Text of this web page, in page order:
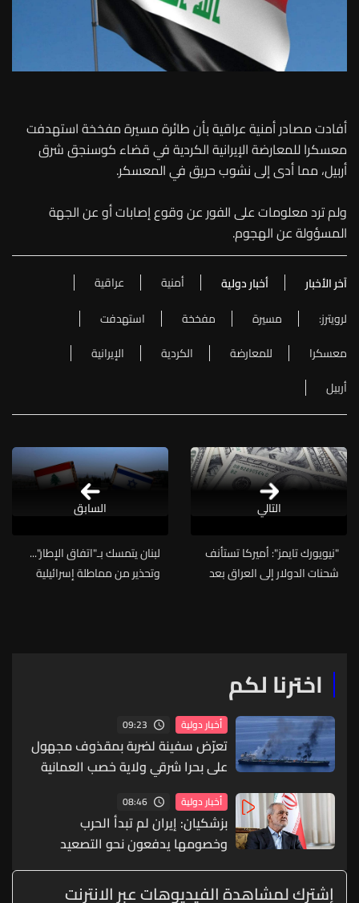
أفادت مصادر أمنية عراقية بأن طائرة مسيرة مفخخة استهدفت
معسكرا للمعارضة الإيرانية الكردية في قضاء كوسنجق شرق
أربيل، مما أدى إلى نشوب حريق في المعسكر.
ولم ترد معلومات على الفور عن وقوع إصابات أو عن الجهة
المسؤولة عن الهجوم.
آخر الأخبار أخبار دولية أمنية
عراقية
لرويترز:
مسيرة مفخخة
استهدفت
معسكرا
للمعارضة الكردية
الإيرانية
أربيل
التالي
"نيويورك تايمز": أميركا تستأنف
شحنات الدولار إلى العراق بعد
لبنان يتمسك بـ"اتفاق الإطار"...
وتحذير من مماطلة إسرائيلية
السابق
اخترنا لكم
أخبار دولية 09:23
تعرّض سفينة لضربة بمقذوف مجهول
على بحرا شرقي ولاية خصب العمانية
أخبار دولية 08:46
بزشكيان: إيران لم تبدأ الحرب
وخصومها يدفعون نحو التصعيد
إشترك لمشاهدة الفيديوهات عبر الانترنت